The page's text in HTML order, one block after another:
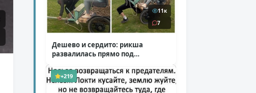
11к
7
Дешево и сердито: рикша
развалилась прямо под
+219